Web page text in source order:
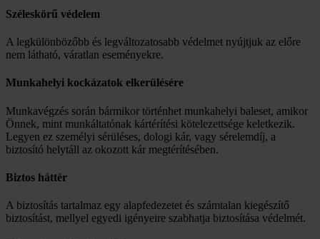
Széleskörű védelem
A legkülönbözőbb és legváltozatosabb védelmet nyújtjuk az előre
nem látható, váratlan eseményekre.
Munkahelyi kockázatok elkerülésére
Munkavégzés során bármikor történhet munkahelyi baleset, amikor
Önnek, mint munkáltatónak kártérítési kötelezettsége keletkezik.
Legyen ez személyi sérüléses, dologi kár, vagy sérelemdíj, a
biztosító helytáll az okozott kár megtérítésében.
Biztos háttér
A biztosítás tartalmaz egy alapfedezetet és számtalan kiegészítő
biztosítást, mellyel egyedi igényeire szabhatja biztosítása védelmét.